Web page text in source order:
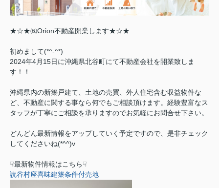
★☆★㈱Orion不動産開業します★☆★
初めまして(*^-^*)
2024年4月15日に沖縄県北谷町にて不動産会社を開業致しま
す！！
沖縄県内の新築戸建て、土地の売買、外人住宅含む収益物件な
ど、不動産に関する事なら何でもご相談頂けます。経験豊富なス
タッフが丁寧にご相談を承りますのでお気軽にお問合せ下さい。
どんどん最新情報をアップしていく予定ですので、是非チェック
してくださいね(*^^)v
☟最新物件情報はこちら☟
読谷村座喜味建築条件付売地